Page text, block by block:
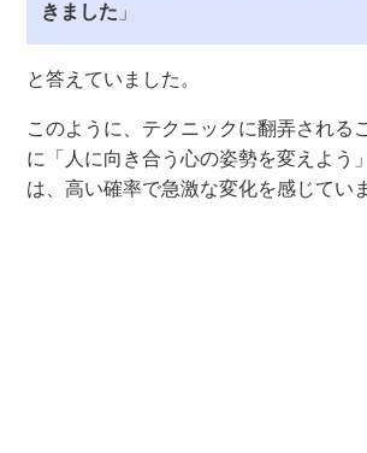
きました 」
と答えていました。
このように、テクニックに翻弄される
に「人に向き合う心の姿勢を変えよう
は、高い確率で急激な変化を感じてい